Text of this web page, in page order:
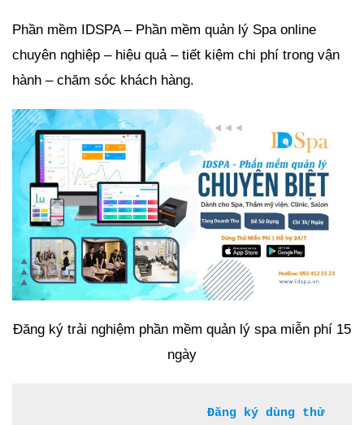
Phần mềm IDSPA – Phần mềm quản lý Spa online
chuyên nghiệp – hiệu quả – tiết kiệm chi phí trong vận
hành – chăm sóc khách hàng.
Đăng ký trải nghiệm phần mềm quản lý spa miễn phí 15
ngày
Đăng ký dùng thử